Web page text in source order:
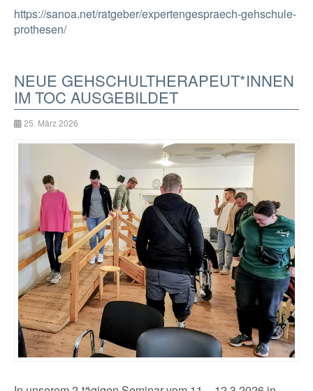
https://sanoa.net/ratgeber/expertengespraech-gehschule-
prothesen/
NEUE GEHSCHULTHERAPEUT*INNEN
IM TOC AUSGEBILDET
25. März 2026